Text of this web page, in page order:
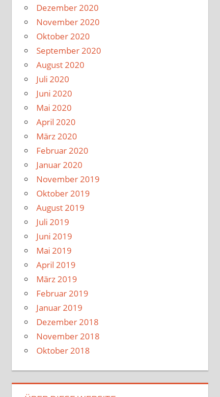
Dezember 2020
November 2020
Oktober 2020
September 2020
August 2020
Juli 2020
Juni 2020
Mai 2020
April 2020
März 2020
Februar 2020
Januar 2020
November 2019
Oktober 2019
August 2019
Juli 2019
Juni 2019
Mai 2019
April 2019
März 2019
Februar 2019
Januar 2019
Dezember 2018
November 2018
Oktober 2018